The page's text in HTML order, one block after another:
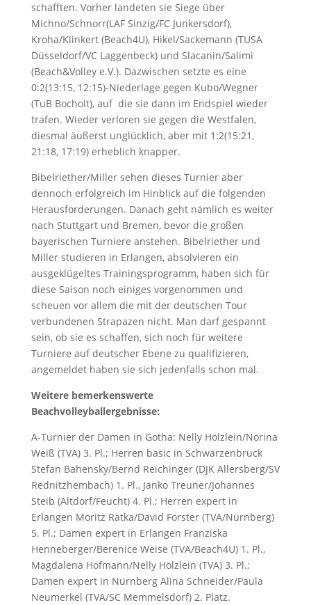
schafften. Vorher landeten sie Siege über
Michno/Schnorr(LAF Sinzig/FC Junkersdorf),
Kroha/Klinkert (Beach4U), Hikel/Sackemann (TUSA
Düsseldorf/VC Laggenbeck) und Slacanin/Salimi
(Beach&Volley e.V.). Dazwischen setzte es eine
0:2(13:15, 12:15)-Niederlage gegen Kubo/Wegner
(TuB Bocholt), auf die sie dann im Endspiel wieder
trafen. Wieder verloren sie gegen die Westfalen,
diesmal äußerst unglücklich, aber mit 1:2(15:21,
21:18, 17:19) erheblich knapper.
Bibelriether/Miller sehen dieses Turnier aber
dennoch erfolgreich im Hinblick auf die folgenden
Herausforderungen. Danach geht nämlich es weiter
nach Stuttgart und Bremen, bevor die großen
bayerischen Turniere anstehen. Bibelriether und
Miller studieren in Erlangen, absolvieren ein
ausgeklügeltes Trainingsprogramm, haben sich für
diese Saison noch einiges vorgenommen und
scheuen vor allem die mit der deutschen Tour
verbundenen Strapazen nicht. Man darf gespannt
sein, ob sie es schaffen, sich noch für weitere
Turniere auf deutscher Ebene zu qualifizieren,
angemeldet haben sie sich jedenfalls schon mal.
Weitere bemerkenswerte
Beachvolleyballergebnisse:
A-Turnier der Damen in Gotha: Nelly Hölzlein/Norina
Weiß (TVA) 3. Pl.; Herren basic in Schwarzenbruck
Stefan Bahensky/Bernd Reichinger (DJK Allersberg/SV
Rednitzhembach) 1. Pl., Janko Treuner/Johannes
Steib (Altdorf/Feucht) 4. Pl.; Herren expert in
Erlangen Moritz Ratka/David Forster (TVA/Nürnberg)
5. Pl.; Damen expert in Erlangen Franziska
Henneberger/Berenice Weise (TVA/Beach4U) 1. Pl.,
Magdalena Hofmann/Nelly Hölzlein (TVA) 3. Pl.;
Damen expert in Nürnberg Alina Schneider/Paula
Neumerkel (TVA/SC Memmelsdorf) 2. Platz.